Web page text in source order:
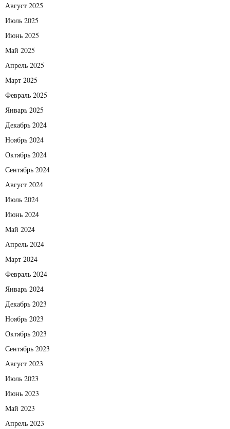
Август 2025
Июль 2025
Июнь 2025
Май 2025
Апрель 2025
Март 2025
Февраль 2025
Январь 2025
Декабрь 2024
Ноябрь 2024
Октябрь 2024
Сентябрь 2024
Август 2024
Июль 2024
Июнь 2024
Май 2024
Апрель 2024
Март 2024
Февраль 2024
Январь 2024
Декабрь 2023
Ноябрь 2023
Октябрь 2023
Сентябрь 2023
Август 2023
Июль 2023
Июнь 2023
Май 2023
Апрель 2023